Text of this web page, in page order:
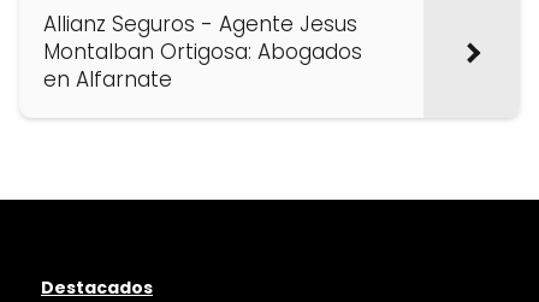
Allianz Seguros - Agente Jesus
Montalban Ortigosa: Abogados
en Alfarnate
Destacados